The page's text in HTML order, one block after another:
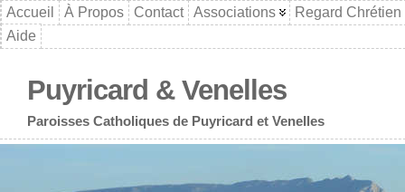
Accueil À Propos Contact Associations
Regard Chrétien
Aide
Puyricard & Venelles
Paroisses Catholiques de Puyricard et Venelles